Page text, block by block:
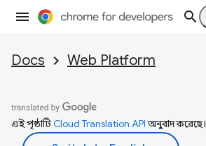
Docs Web Platform
এই পৃষ্ঠাটিCloud Translation APIঅনুবাদ করেছে।